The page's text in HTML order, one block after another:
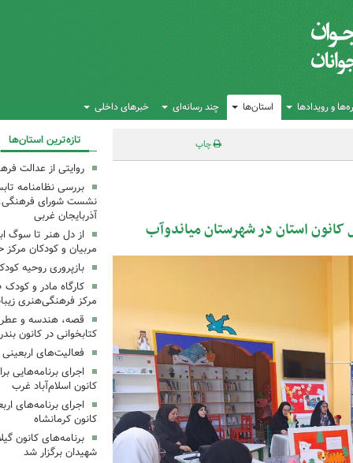
و رویدادها استان‌ها چند رسانه‌ای خبرهای داخلی
چاپ تازه‌ترین استان‌ها
روایتی از عدالت
بررسی نظامنامه
نشست شورای
آذربایجان غربی
از دل هنر تا سوگ
مربیان و کودکان مرکز
بازپروری روحیه
کارگاه مادر و
مرکز فرهنگی‌هنری
قصه، هندسه و عطر
کتابخوانی در کانون
فعالیت‌های اربعینی
کانون اسلام‌آباد غرب
کانون کرمانشاه
برنامه‌های کانون
شهیدان برگزار شد